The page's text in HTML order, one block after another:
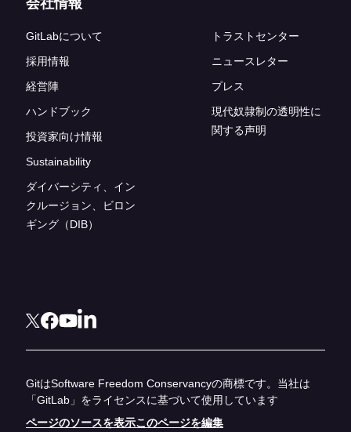
会社情報
GitLabについて
採用情報
経営陣
ハンドブック
投資家向け情報
Sustainability
ダイバーシティ、イン
クルージョン、ビロン
ギング（DIB）
トラストセンター
ニュースレター
プレス
現代奴隷制の透明性に
関する声明
GitはSoftware Freedom Conservancyの商標です。当社は
「GitLab」をライセンスに基づいて使用しています
ページのソースを表示このページを編集